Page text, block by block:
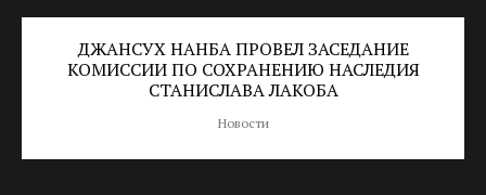
ДЖАНСУХ НАНБА ПРОВЕЛ ЗАСЕДАНИЕ
КОМИССИИ ПО СОХРАНЕНИЮ НАСЛЕДИЯ
СТАНИСЛАВА ЛАКОБА
Новости